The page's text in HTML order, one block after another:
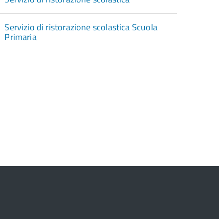
Servizio di ristorazione scolastica Scuola
Primaria